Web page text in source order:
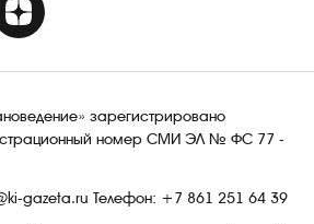
зарегистрировано
номер СМИ ЭЛ № ФС 77 -
gazeta.ru Телефон: +7 861 251 64 39